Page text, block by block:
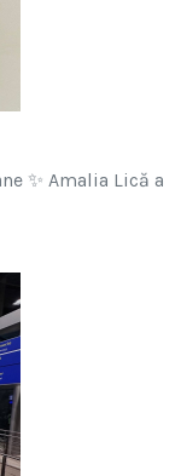
✨ Amalia Lică a